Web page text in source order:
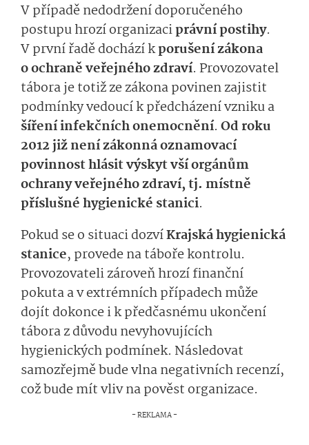
V případě nedodržení doporučeného
postupu hrozí organizaciprávní postihy.
V první řadě dochází kporušení zákona
o ochraně veřejného zdraví. Provozovatel
tábora je totiž ze zákona povinen zajistit
podmínky vedoucí k předcházení vzniku a
šíření infekčních onemocnění. Od roku
2012 již není zákonná oznamovací
povinnost hlásit výskyt vší orgánům
ochrany veřejného zdraví, tj. místně
příslušné hygienické stanici.
Pokud se o situaci dozvíKrajská hygienická
stanice, provede na táboře kontrolu.
Provozovateli zároveň hrozí finanční
pokuta a v extrémních případech může
dojít dokonce i k předčasnému ukončení
tábora z důvodu nevyhovujících
hygienických podmínek. Následovat
samozřejmě bude vlna negativních recenzí,
což bude mít vliv na pověst organizace.